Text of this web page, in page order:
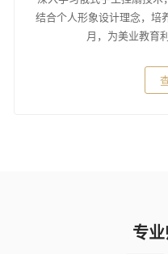
结合个人形象设计理念，培
月，为美业教育
专